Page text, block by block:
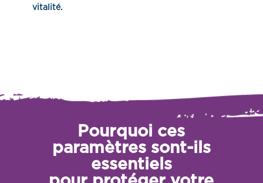
vitalité.
Pourquoi ces
paramètres sont-ils
essentiels